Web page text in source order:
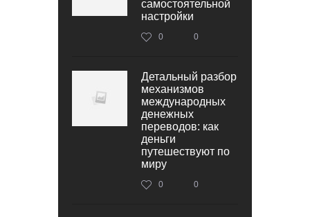
самостоятельной
настройки
0 0
Детальный разбор
механизмов
международных
денежных
переводов: как
деньги
путешествуют по
миру
0 0